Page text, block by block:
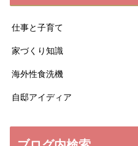
仕事と子育て
家づくり知識
海外性食洗機
自邸アイディア